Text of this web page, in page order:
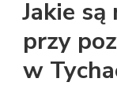
Jakie
przy
w